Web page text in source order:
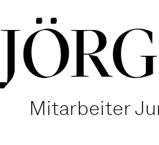
Mitarbeiter